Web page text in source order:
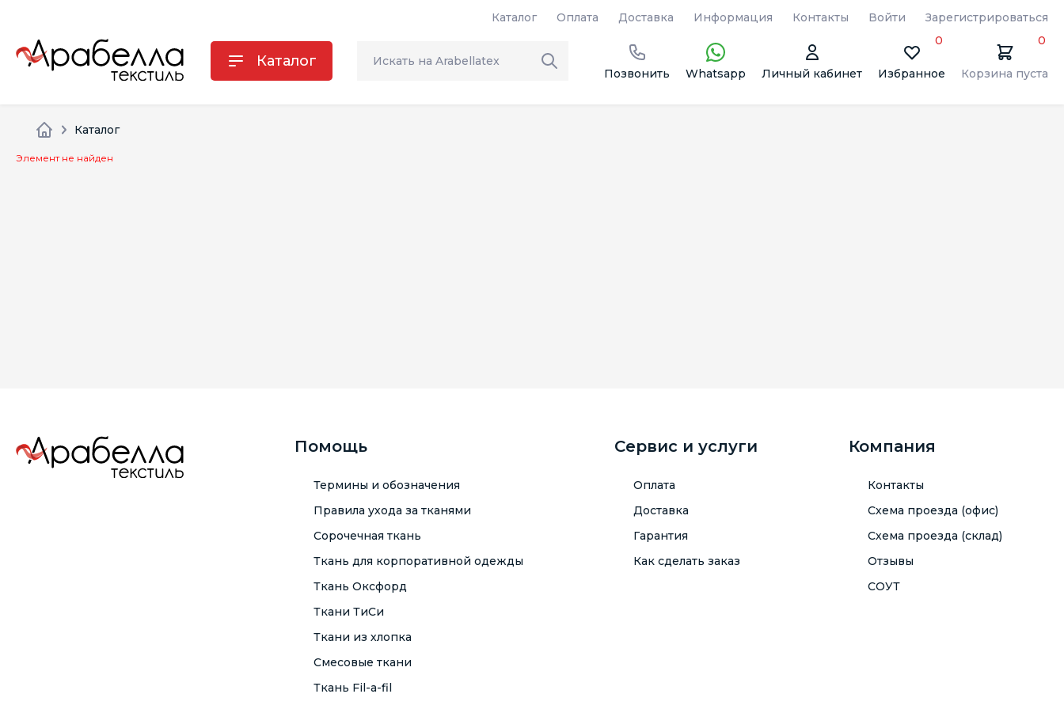
Каталог Оплата Доставка Информация Контакты Войти Зарегистрироваться
Каталог
Позвонить Whatsapp Личный кабинет Избранное
0
Корзина пуста
0
Каталог
Элемент не найден
Помощь
Термины и обозначения
Правила ухода за тканями
Сорочечная ткань
Ткань для корпоративной одежды
Ткань Оксфорд
Ткани ТиСи
Ткани из хлопка
Смесовые ткани
Ткань Fil-a-fil
Сервис и услуги
Оплата
Доставка
Гарантия
Как сделать заказ
Компания
Контакты
Схема проезда (офис)
Схема проезда (склад)
Отзывы
СОУТ